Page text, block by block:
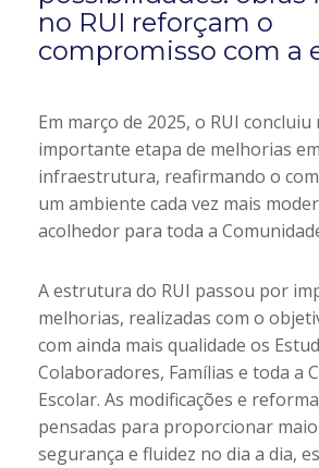
no RUI reforçam o
compromisso com a
Em março de 2025, o RUI concluiu
importante etapa de melhorias
infraestrutura, reafirmando o
um ambiente cada vez mais
acolhedor para toda a
A estrutura do RUI passou por
melhorias, realizadas com o
com ainda mais qualidade os
Colaboradores, Famílias e toda a
Escolar. As modificações e
pensadas para proporcionar
segurança e fluidez no dia a dia,